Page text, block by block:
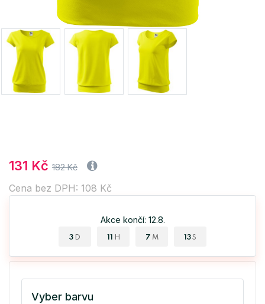
131 Kč 182 Kč
Cena bez DPH: 108 Kč
Akce končí: 12.8.
3 D 11 H 7 M 12 S
Vyber barvu